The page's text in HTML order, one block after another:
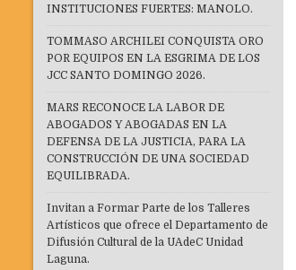
INSTITUCIONES FUERTES: MANOLO.
TOMMASO ARCHILEI CONQUISTA ORO
POR EQUIPOS EN LA ESGRIMA DE LOS
JCC SANTO DOMINGO 2026.
MARS RECONOCE LA LABOR DE
ABOGADOS Y ABOGADAS EN LA
DEFENSA DE LA JUSTICIA, PARA LA
CONSTRUCCIÓN DE UNA SOCIEDAD
EQUILIBRADA.
Invitan a Formar Parte de los Talleres
Artísticos que ofrece el Departamento de
Difusión Cultural de la UAdeC Unidad
Laguna.